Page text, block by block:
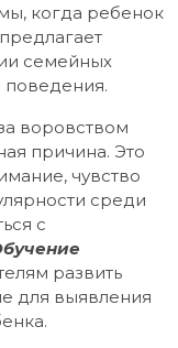
когда ребенок
предлагает
семейных
поведения.
воровством
причина. Это
чувство
среди
с
развить
для выявления